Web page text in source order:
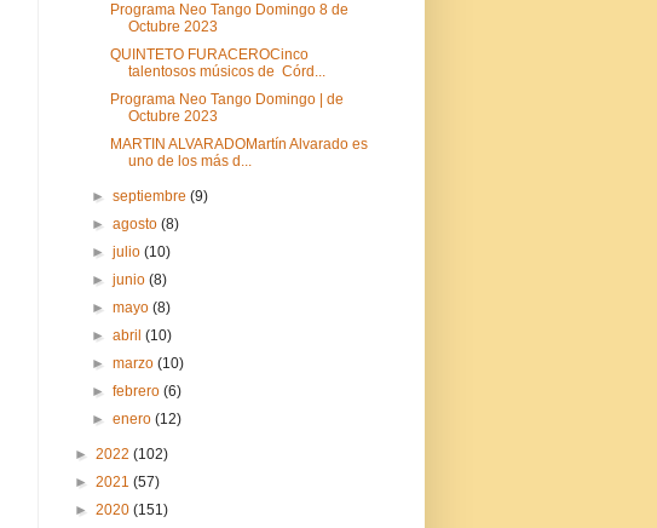
Programa Neo Tango Domingo 8 de
Octubre 2023
QUINTETO FURACEROCinco
talentosos músicos de Córd...
Programa Neo Tango Domingo | de
Octubre 2023
MARTIN ALVARADOMartín Alvarado es
uno de los más d...
►septiembre(9)
►agosto(8)
►julio(10)
►junio(8)
►mayo(8)
►abril(10)
►marzo(10)
►febrero(6)
►enero(12)
► 2022 (102)
► 2021 (57)
► 2020 (151)